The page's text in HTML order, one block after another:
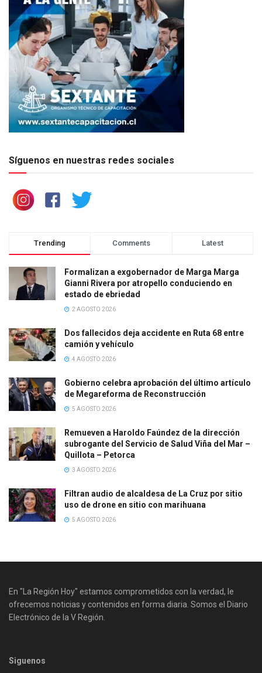
Síguenos en nuestras redes sociales
Trending Comments Latest
Formalizan a exgobernador de Marga Marga
Gianni Rivera por atropello conduciendo en
estado de ebriedad
2 AGOSTO 2026
Dos fallecidos deja accidente en Ruta 68 entre
camión y vehículo
4 AGOSTO 2026
Gobierno celebra aprobación del último artículo
de Megareforma de Reconstrucción
5 AGOSTO 2026
Remueven a Haroldo Faúndez de la dirección
subrogante del Servicio de Salud Viña del Mar –
Quillota – Petorca
3 AGOSTO 2026
Filtran audio de alcaldesa de La Cruz por sitio
uso de drone en sitio con marihuana
5 AGOSTO 2026
En "La Región Hoy" estamos comprometidos con la verdad, le
ofrecemos noticias y contenidos en forma diaria. Somos el Diario
Electrónico de la V Región.
Siguenos